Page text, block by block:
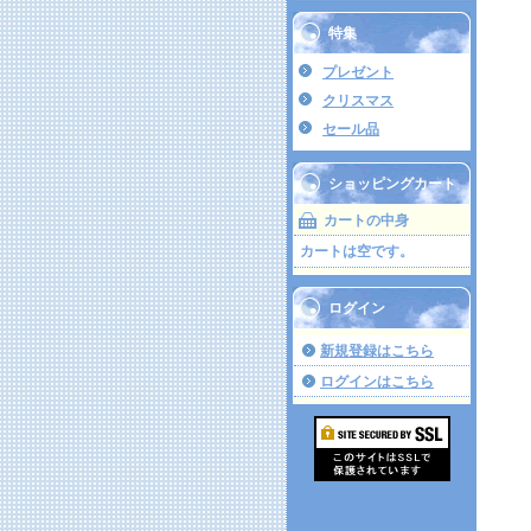
特集
プレゼント
クリスマス
セール品
ショッピングカート
カートの中身
カートは空です。
ログイン
新規登録はこちら
ログインはこちら